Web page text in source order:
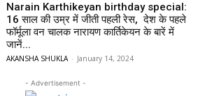
Narain Karthikeyan birthday special:
16 साल की उम्र में जीती पहली रेस, देश के पहले
फॉर्मूला वन चालक नारायण कार्तिकेयन के बारें में
जानें...
AKANSHA SHUKLA - January 14, 2024
- Advertisement -